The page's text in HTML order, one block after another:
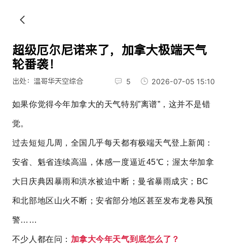
超级厄尔尼诺来了，加拿大极端天气
轮番袭！
出处：温哥华天空综合 5 2026-07-05 15:10
如果你觉得今年加拿大的天气特别”离谱”，这并不是错
觉。
过去短短几周，全国几乎每天都有极端天气登上新闻：
安省、魁省连续高温，体感一度逼近45℃；渥太华加拿
大日庆典因暴雨和洪水被迫中断；曼省暴雨成灾；BC
和北部地区山火不断；安省部分地区甚至发布龙卷风预
警……
不少人都在问： 加拿大今年天气到底怎么了？